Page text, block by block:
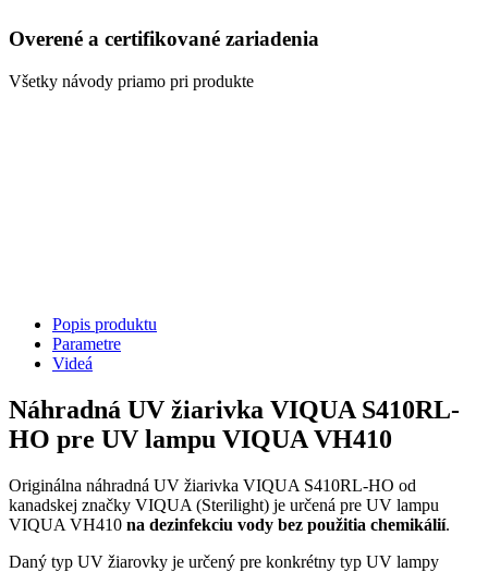
Overené a certifikované zariadenia
Všetky návody priamo pri produkte
Popis produktu
Parametre
Videá
Náhradná UV žiarivka VIQUA S410RL-
HO pre UV lampu VIQUA VH410
Originálna náhradná UV žiarivka VIQUA S410RL-HO od
kanadskej značky VIQUA (Sterilight) je určená pre UV lampu
VIQUA VH410 na dezinfekciu vody bez použitia chemikálií.
Daný typ UV žiarovky je určený pre konkrétny typ UV lampy